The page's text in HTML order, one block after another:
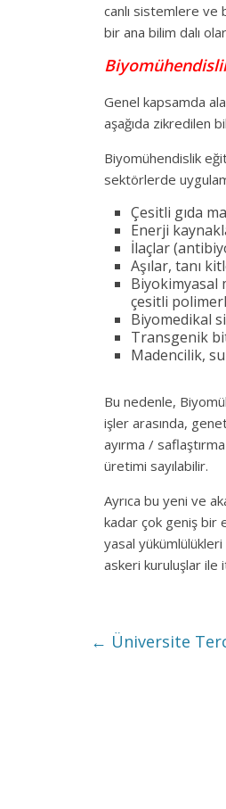
canlı sistemlere ve
bir ana bilim dalı
Genel kapsamda
aşağıda zikredilen
Biyomühendislik
sektörlerde
Çesitli gıda
Enerji
İlaçlar
Aşılar, tanı
Biyokimyasal
çesitli
Biyomedikal
Transgenik
Madencilik,
Bu nedenle,
işler arasında,
ayırma /
üretimi sayılabilir.
Ayrıca bu yeni ve
kadar çok geniş bir
yasal
askeri kuruluşlar
← Üniversite